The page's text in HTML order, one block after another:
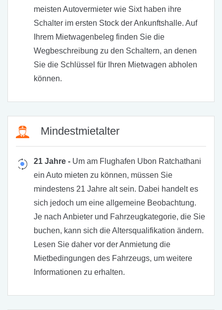
meisten Autovermieter wie Sixt haben ihre
Schalter im ersten Stock der Ankunftshalle. Auf
Ihrem Mietwagenbeleg finden Sie die
Wegbeschreibung zu den Schaltern, an denen
Sie die Schlüssel für Ihren Mietwagen abholen
können.
Mindestmietalter
21 Jahre - Um am Flughafen Ubon Ratchathani
ein Auto mieten zu können, müssen Sie
mindestens 21 Jahre alt sein. Dabei handelt es
sich jedoch um eine allgemeine Beobachtung.
Je nach Anbieter und Fahrzeugkategorie, die Sie
buchen, kann sich die Altersqualifikation ändern.
Lesen Sie daher vor der Anmietung die
Mietbedingungen des Fahrzeugs, um weitere
Informationen zu erhalten.